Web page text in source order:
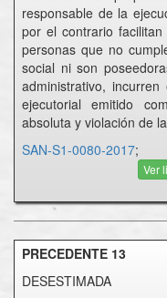
responsable de la
por el contrario
personas que no
social ni son
administrativo,
ejecutorial emitido
absoluta y violación de
SAN-S1-0080-2017;
Ver
PRECEDENTE 13
DESESTIMADA